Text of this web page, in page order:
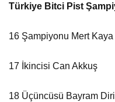
Türkiye Bitci Pist
16 Şampiyonu Mert Kaya
17 İkincisi Can Akkuş
18 Üçüncüsü Bayram Diril